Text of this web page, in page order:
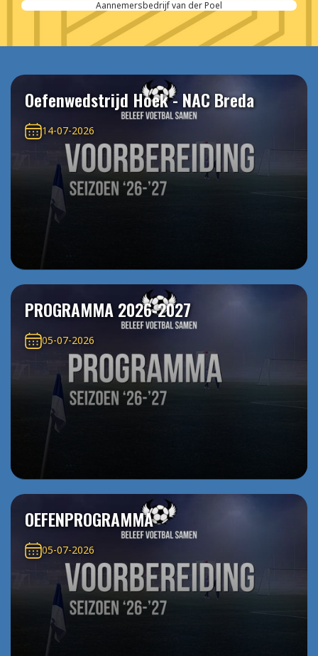
Aannemersbedrijf van der Poel
Oefenwedstrijd Hoek - NAC Breda
14-07-2026
PROGRAMMA 2026-2027
05-07-2026
OEFENPROGRAMMA
05-07-2026